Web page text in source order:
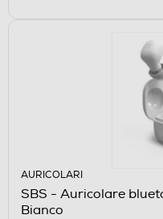
AURICOLARI
SBS - Auricolare
Bianco